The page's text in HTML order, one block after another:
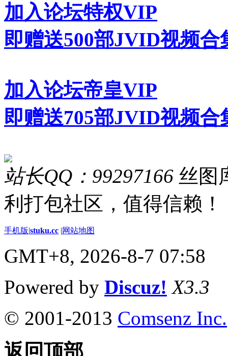
加入论坛特权VIP
即赠送500部JVID视频合
加入论坛帝皇VIP
即赠送705部JVID视频合
站长QQ：99297166 丝图
利打包社区，值得信赖！
手机版|stuku.cc |网站地图
GMT+8, 2026-8-7 07:58
Powered by Discuz! X3.3
© 2001-2013 Comsenz Inc.
返回顶部